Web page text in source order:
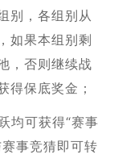
别，各组别从
如果本组别剩
，否则继续战
得保底奖金；
均可获得“赛事
事竞猜即可转